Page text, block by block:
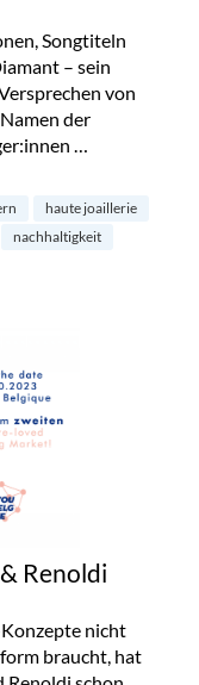
Songtiteln
– sein
von
der
…
haute joaillerie
nachhaltigkeit
Renoldi
nicht
braucht, hat